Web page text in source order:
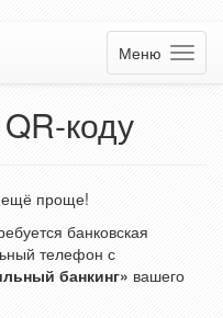
Меню
коду
ещё проще!
банковская
телефон с
банкинг» вашего